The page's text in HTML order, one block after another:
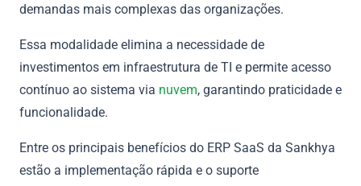
demandas mais complexas das organizações.
Essa modalidade elimina a necessidade de
investimentos em infraestrutura de TI e permite acesso
contínuo ao sistema via nuvem, garantindo praticidade e
funcionalidade.
Entre os principais benefícios do ERP SaaS da Sankhya
estão a implementação rápida e o suporte